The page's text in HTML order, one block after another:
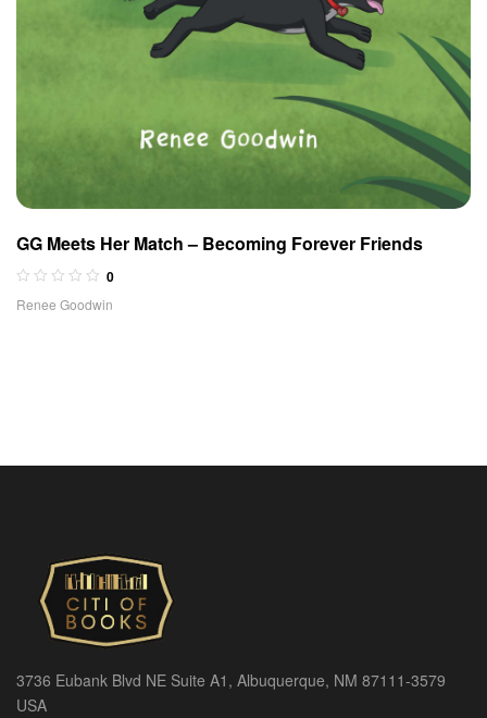
GG Meets Her Match – Becoming Forever Friends
0
Renee Goodwin
3736 Eubank Blvd NE Suite A1, Albuquerque, NM 87111-3579
USA